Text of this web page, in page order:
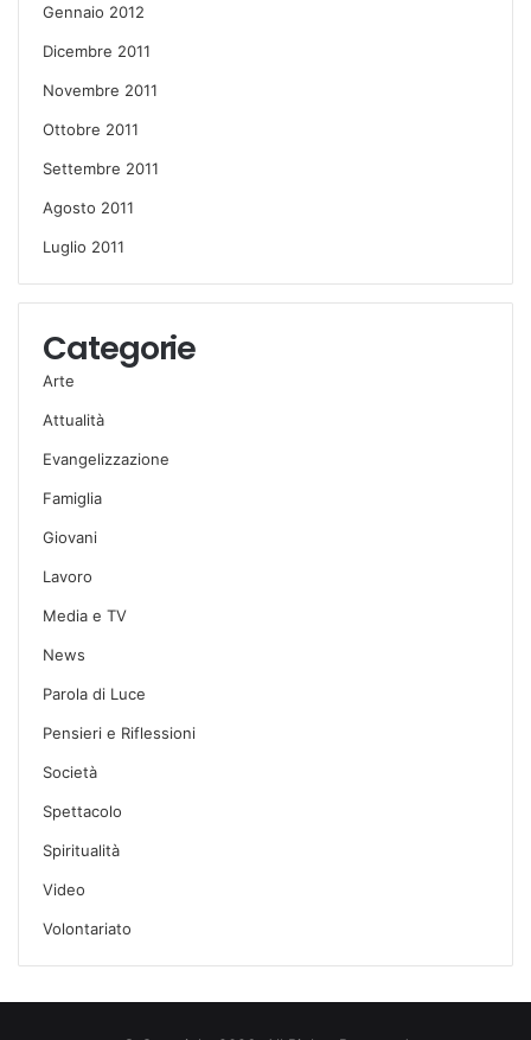
Gennaio 2012
Dicembre 2011
Novembre 2011
Ottobre 2011
Settembre 2011
Agosto 2011
Luglio 2011
Categorie
Arte
Attualità
Evangelizzazione
Famiglia
Giovani
Lavoro
Media e TV
News
Parola di Luce
Pensieri e Riflessioni
Società
Spettacolo
Spiritualità
Video
Volontariato